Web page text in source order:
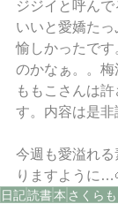
ジジイと呼ん
いいと愛嬌た
愉しかったで
のかなぁ。。
ももこさんは
す。内容は是
今週も愛溢れ
りますように
日記読書本 さくら